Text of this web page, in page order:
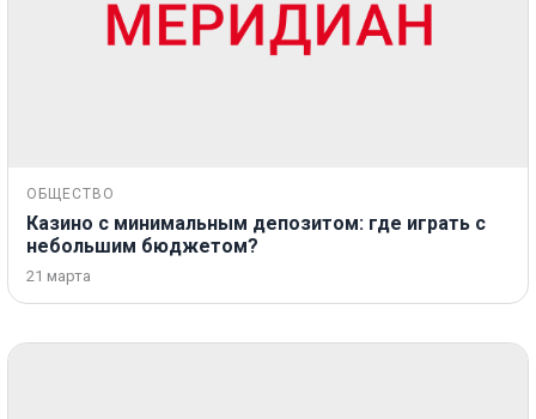
ОБЩЕСТВО
Казино с минимальным депозитом: где играть с
небольшим бюджетом?
21 марта